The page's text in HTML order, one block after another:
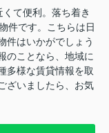
て便利。落ち着き
件です。こちらは日
件はいかがでしょう
のことなら、地域に
多様な賃貸情報を取
ざいましたら、お気